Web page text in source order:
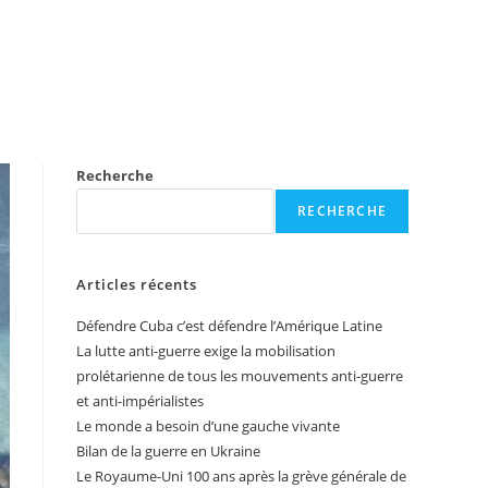
Recherche
RECHERCHE
Articles récents
Défendre Cuba c’est défendre l’Amérique Latine
La lutte anti-guerre exige la mobilisation
prolétarienne de tous les mouvements anti-guerre
et anti-impérialistes
Le monde a besoin d’une gauche vivante
Bilan de la guerre en Ukraine
Le Royaume-Uni 100 ans après la grève générale de